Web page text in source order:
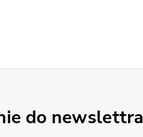
do newslettra